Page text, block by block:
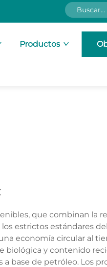
Productos
que combinan la
estrictos estándares
economía circular al
biológica y contenido
base de petróleo. Los